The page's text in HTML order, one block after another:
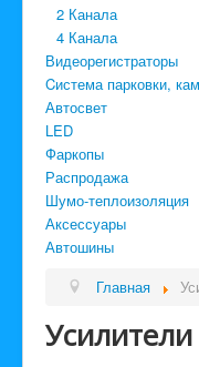
2 Канала
4 Канала
Видеорегистраторы
Cистема парковки,
Автосвет
LED
Фаркопы
Распродажа
Шумо-теплоизоляция
Аксессуары
Автошины
Главная
Усилители